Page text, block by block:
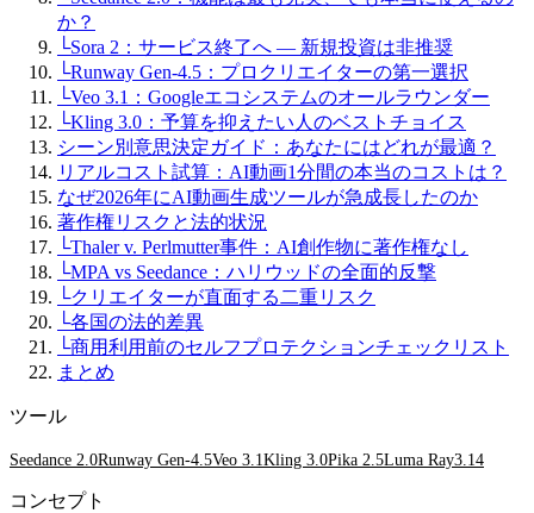
か？
└Sora 2：サービス終了へ — 新規投資は非推奨
└Runway Gen-4.5：プロクリエイターの第一選択
└Veo 3.1：Googleエコシステムのオールラウンダー
└Kling 3.0：予算を抑えたい人のベストチョイス
シーン別意思決定ガイド：あなたにはどれが最適？
リアルコスト試算：AI動画1分間の本当のコストは？
なぜ2026年にAI動画生成ツールが急成長したのか
著作権リスクと法的状況
└Thaler v. Perlmutter事件：AI創作物に著作権なし
└MPA vs Seedance：ハリウッドの全面的反撃
└クリエイターが直面する二重リスク
└各国の法的差異
└商用利用前のセルフプロテクションチェックリスト
まとめ
ツール
Seedance 2.0Runway Gen-4.5Veo 3.1Kling 3.0Pika 2.5Luma Ray3.14
コンセプト